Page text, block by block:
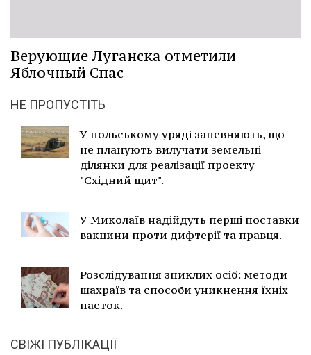
Верующие Луганска отметили
Яблочный Спас
НЕ ПРОПУСТІТЬ
У польському уряді запевняють, що
не планують вилучати земельні
ділянки для реалізації проекту
"Східний щит".
У Миколаїв надійдуть перші поставки
вакцини проти дифтерії та правця.
Розслідування зниклих осіб: методи
шахраїв та способи уникнення їхніх
пасток.
СВІЖІ ПУБЛІКАЦІЇ